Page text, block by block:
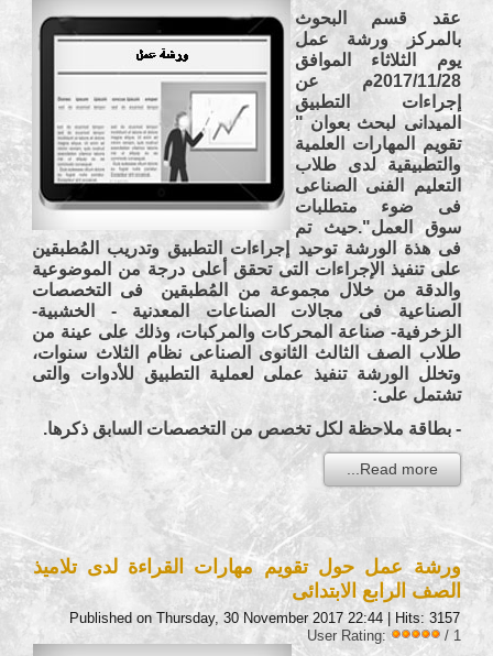
عقد قسم البحوث
بالمركز ورشة عمل
يوم الثلاثاء الموافق
2017/11/28م عن
إجراءات التطبيق
الميدانى لبحث بعوان "
تقويم المهارات العلمية
والتطبيقية لدى طلاب
التعليم الفنى الصناعى
فى ضوء متطلبات
سوق العمل".حيث تم
فى هذة الورشة توحيد إجراءات التطبيق وتدريب المُطبقين
على تنفيذ الإجراءات التى تحقق أعلى درجة من الموضوعية
والدقة من خلال مجموعة من المُطبقين فى التخصصات
الصناعية فى مجالات الصناعات المعدنية - الخشبية-
الزخرفية- صناعة المحركات والمركبات، وذلك على عينة من
طلاب الصف الثالث الثانوى الصناعى نظام الثلاث سنوات،
وتخلل الورشة تنفيذ عملى لعملية التطبيق للأدوات والتى
تشتمل على:
- بطاقة ملاحظة لكل تخصص من التخصصات السابق ذكرها.
Read more...
ورشة عمل حول تقويم مهارات القراءة لدى تلاميذ
الصف الرابع الابتدائى
Published on Thursday, 30 November 2017 22:44| Hits: 3157
User Rating:
/ 1